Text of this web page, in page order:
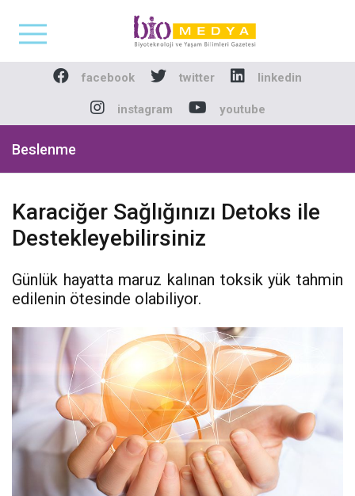
Biomedya -
facebook twitter linkedin
instagram youtube
Beslenme
Karaciğer Sağlığınızı Detoks ile
Destekleyebilirsiniz
Günlük hayatta maruz kalınan toksik yük tahmin
edilenin ötesinde olabiliyor.